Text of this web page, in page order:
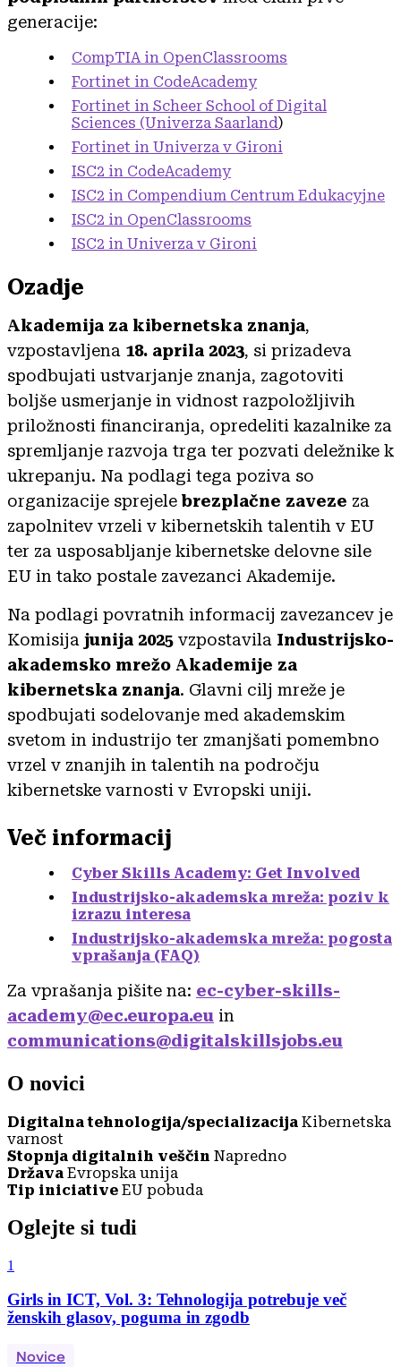
generacije:
CompTIA in OpenClassrooms
Fortinet in CodeAcademy
Fortinet in Scheer School of Digital
Sciences (Univerza Saarland)
Fortinet in Univerza v Gironi
ISC2 in CodeAcademy
ISC2 in Compendium Centrum Edukacyjne
ISC2 in OpenClassrooms
ISC2 in Univerza v Gironi
Ozadje
Akademija za kibernetska znanja,
vzpostavljena 18. aprila 2023, si prizadeva
spodbujati ustvarjanje znanja, zagotoviti
boljše usmerjanje in vidnost razpoložljivih
priložnosti financiranja, opredeliti kazalnike za
spremljanje razvoja trga ter pozvati deležnike k
ukrepanju. Na podlagi tega poziva so
organizacije sprejele brezplačne zaveze za
zapolnitev vrzeli v kibernetskih talentih v EU
ter za usposabljanje kibernetske delovne sile
EU in tako postale zavezanci Akademije.
Na podlagi povratnih informacij zavezancev je
Komisija junija 2025 vzpostavila Industrijsko-
akademsko mrežo Akademije za
kibernetska znanja. Glavni cilj mreže je
spodbujati sodelovanje med akademskim
svetom in industrijo ter zmanjšati pomembno
vrzel v znanjih in talentih na področju
kibernetske varnosti v Evropski uniji.
Več informacij
Cyber Skills Academy: Get Involved
Industrijsko-akademska mreža: poziv k
izrazu interesa
Industrijsko-akademska mreža: pogosta
vprašanja (FAQ)
Za vprašanja pišite na: ec-cyber-skills-
academy@ec.europa.eu in
communications@digitalskillsjobs.eu
O novici
Digitalna tehnologija/specializacija Kibernetska
varnost
Stopnja digitalnih veščin Napredno
Država Evropska unija
Tip iniciative EU pobuda
Oglejte si tudi
1
Girls in ICT, Vol. 3: Tehnologija potrebuje več
ženskih glasov, poguma in zgodb
Novice